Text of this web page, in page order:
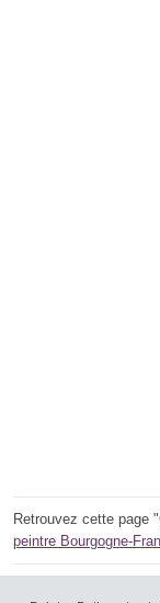
Retrouvez cette page
peintre Bourgogne-